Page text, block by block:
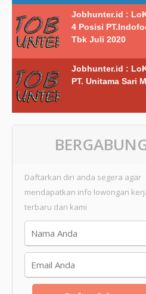
Jobhunter.id :
4 Posisi
Tbk Juli 2020
Jobhunter.id :
PT. Unitama Sari
Daftarkan diri anda segera agar
mendapatkan info lowongan
terbaru dari kami